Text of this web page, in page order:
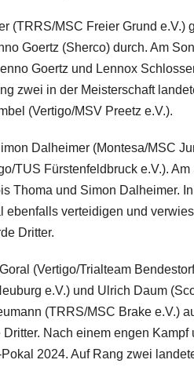
(TRRS/MSC Freier Grund e.V.)
Goertz (Sherco) durch. Am
Goertz und Lennox
zwei in der Meisterschaft
(Vertigo/MSV Preetz e.V.).
Dalheimer (Montesa/MSC
TUS Fürstenfeldbruck e.V.).
Thoma und Simon Dalheimer.
verteidigen und
Dritter.
(Vertigo/Trialteam
e.V.) und Ulrich Daum
(TRRS/MSC Brake e.V.)
Nach einem engen Kampf
2024. Auf Rang zwei